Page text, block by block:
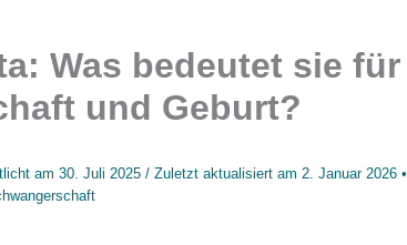
Was bedeutet sie für
und Geburt?
am 30. Juli 2025 / Zuletzt aktualisiert am 2. Januar 2026•